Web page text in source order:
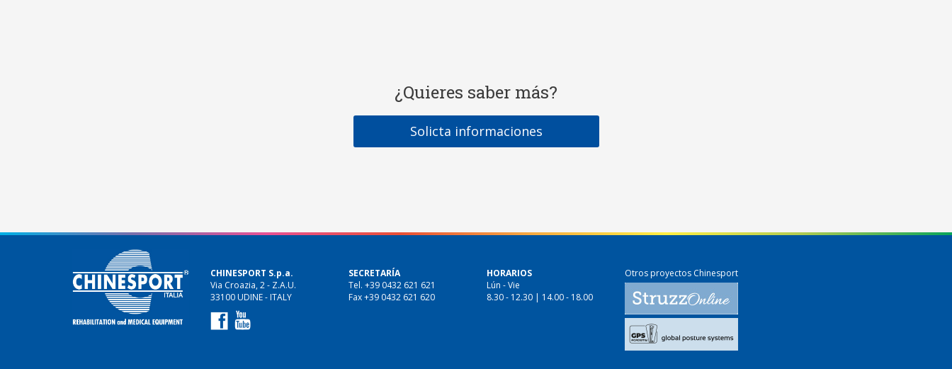
¿Quieres saber más?
Solicta informaciones
CHINESPORT S.p.a.
Via Croazia, 2 - Z.A.U.
33100 UDINE - ITALY
SECRETARÍA
Tel. +39 0432 621 621
Fax +39 0432 621 620
HORARIOS
Lún - Vie
8.30 - 12.30 | 14.00 - 18.00
Otros proyectos Chinesport